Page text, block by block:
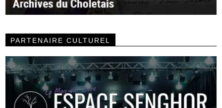
PARTENAIRE CULTUREL